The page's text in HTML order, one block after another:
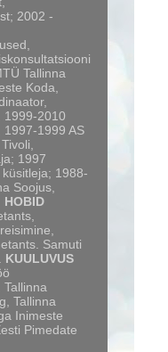
2002 -
Tallinna
Koda,
1999-2010
1997-1999 AS
1997
1988-
Soojus,
HOBID
Samuti
KUULUVUS
Tallinna
Inimeste
Pimedate